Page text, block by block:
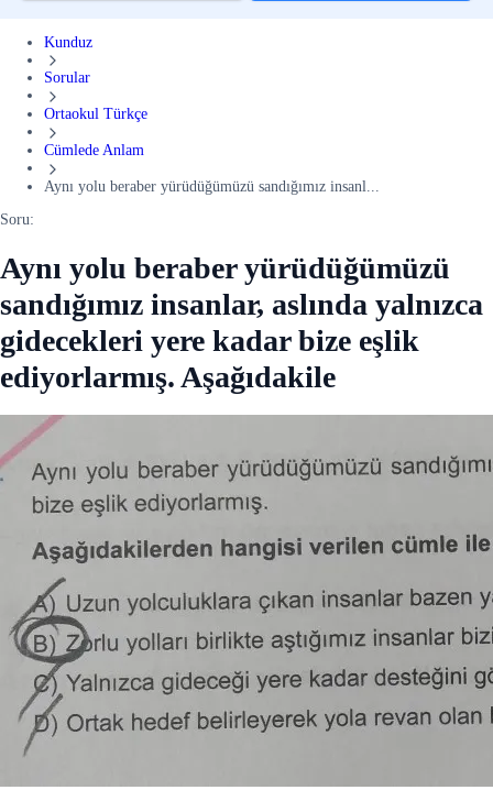
Kunduz
Sorular
Ortaokul Türkçe
Cümlede Anlam
Aynı yolu beraber yürüdüğümüzü sandığımız insanl...
Soru:
Aynı yolu beraber yürüdüğümüzü
sandığımız insanlar, aslında yalnızca
gidecekleri yere kadar bize eşlik
ediyorlarmış. Aşağıdakile